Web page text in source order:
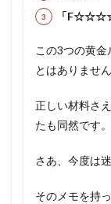
「F☆☆☆☆
この3つの黄金
とはありません
正しい材料さ
たも同然です。
さあ、今度は
そのメモを持